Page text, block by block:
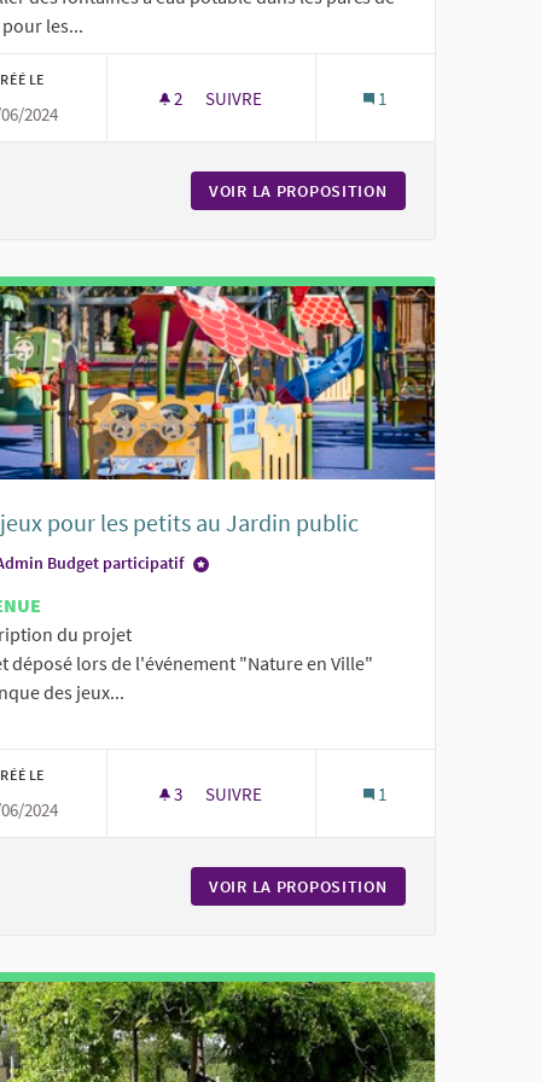
les...
LE
2024
2 2 ABONNÉS
SUIVRE 1
VOIR LA PROPOSITION
DANEL
BANCS À L'OMBRE AU PARC DANEL
jeux pour les petits au Jardin public
Budget participatif
du projet
déposé lors de l'événement "Nature en Ville"
des jeux...
LE
2024
3 3 ABONNÉS
SUIVRE 1
VOIR LA PROPOSITION